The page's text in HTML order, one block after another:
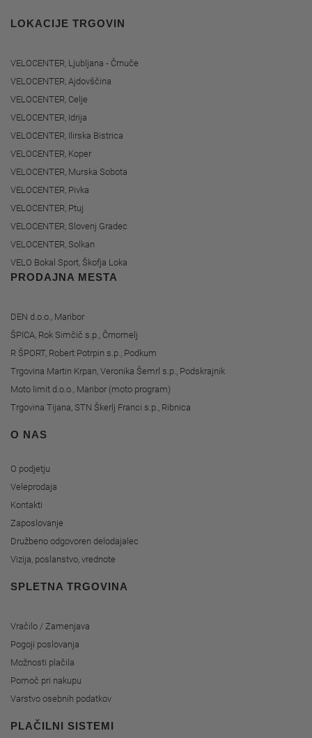
LOKACIJE TRGOVIN
VELOCENTER, Ljubljana - Črnuče
VELOCENTER, Ajdovščina
VELOCENTER, Celje
VELOCENTER, Idrija
VELOCENTER, Ilirska Bistrica
VELOCENTER, Koper
VELOCENTER, Murska Sobota
VELOCENTER, Pivka
VELOCENTER, Ptuj
VELOCENTER, Slovenj Gradec
VELOCENTER, Solkan
VELO Bokal Sport, Škofja Loka
PRODAJNA MESTA
DEN d.o.o., Maribor
ŠPICA, Rok Simčič s.p., Črnomelj
R ŠPORT, Robert Potrpin s.p., Podkum
Trgovina Martin Krpan, Veronika Šemrl s.p., Podskrajnik
Moto limit d.o.o., Maribor (moto program)
Trgovina Tijana, STN Škerlj Franci s.p., Ribnica
O NAS
O podjetju
Veleprodaja
Kontakti
Zaposlovanje
Družbeno odgovoren delodajalec
Vizija, poslanstvo, vrednote
SPLETNA TRGOVINA
Vračilo / Zamenjava
Pogoji poslovanja
Možnosti plačila
Pomoč pri nakupu
Varstvo osebnih podatkov
PLAČILNI SISTEMI